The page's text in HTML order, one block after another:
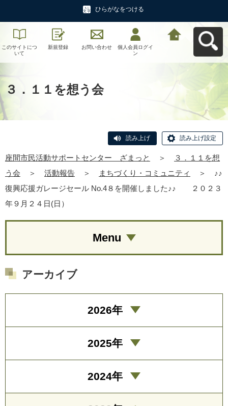
ひらがなをつける
このサイトにつ
いて
新規登録 お問い合わせ
個人会員ログイ
ン
３．１１を想う会
読み上げ 読み上げ設定
座間市民活動サポートセンター ざまっと ＞
３．１１を想
う会
＞ 活動報告 ＞ まちづくり・コミュニティ ＞
♪♪
復興応援ガレージセール No.4８を開催しました♪♪ ２０２３
年９月２４日(日）
Menu
アーカイブ
2026年
2025年
2024年